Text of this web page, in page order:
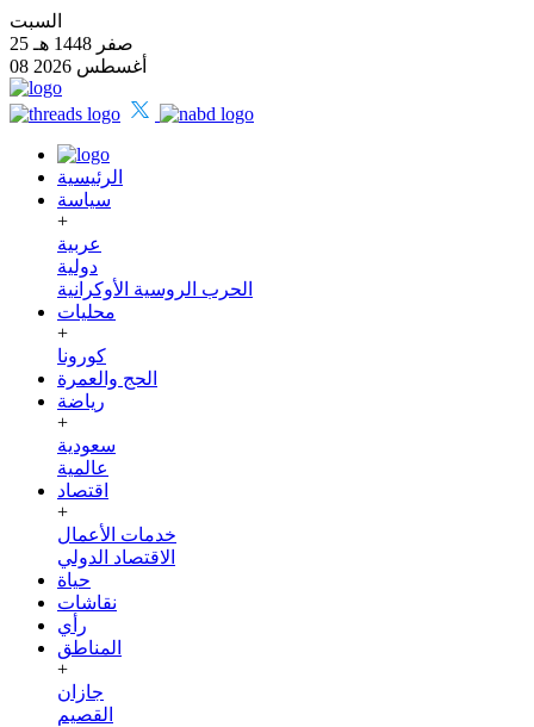
السبت
25 صفر 1448 هـ
08 أغسطس 2026
الرئيسية
سياسة
+
عربية
دولية
الحرب الروسية الأوكرانية
محليات
+
كورونا
الحج والعمرة
رياضة
+
سعودية
عالمية
اقتصاد
+
خدمات الأعمال
الاقتصاد الدولي
حياة
نقاشات
رأي
المناطق
+
جازان
القصيم